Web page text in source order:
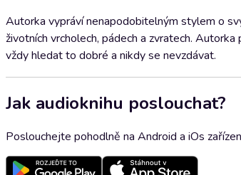
Autorka vypráví nenapodobitelným stylem o
životních vrcholech, pádech a zvratech.
vždy hledat to dobré a nikdy se nevzdávat.
Jak audioknihu poslouchat?
Poslouchejte pohodlně na Android a iOs